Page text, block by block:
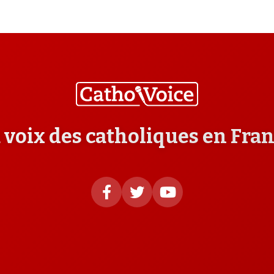
voix des catholiques en